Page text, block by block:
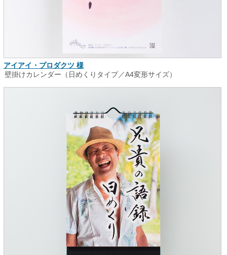
アイアイ・プロダクツ 様
壁掛けカレンダー（日めくりタイプ／A4変形サイズ）